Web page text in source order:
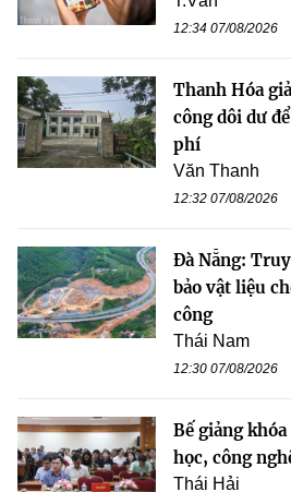
12:34 07/08/2026
Thanh Hóa
công dôi dư
phí
Văn Thanh
12:32 07/08/2026
Đà Nẵng:
bảo vật liệu
công
Thái Nam
12:30 07/08/2026
Bế giảng
học, công
Thái Hải